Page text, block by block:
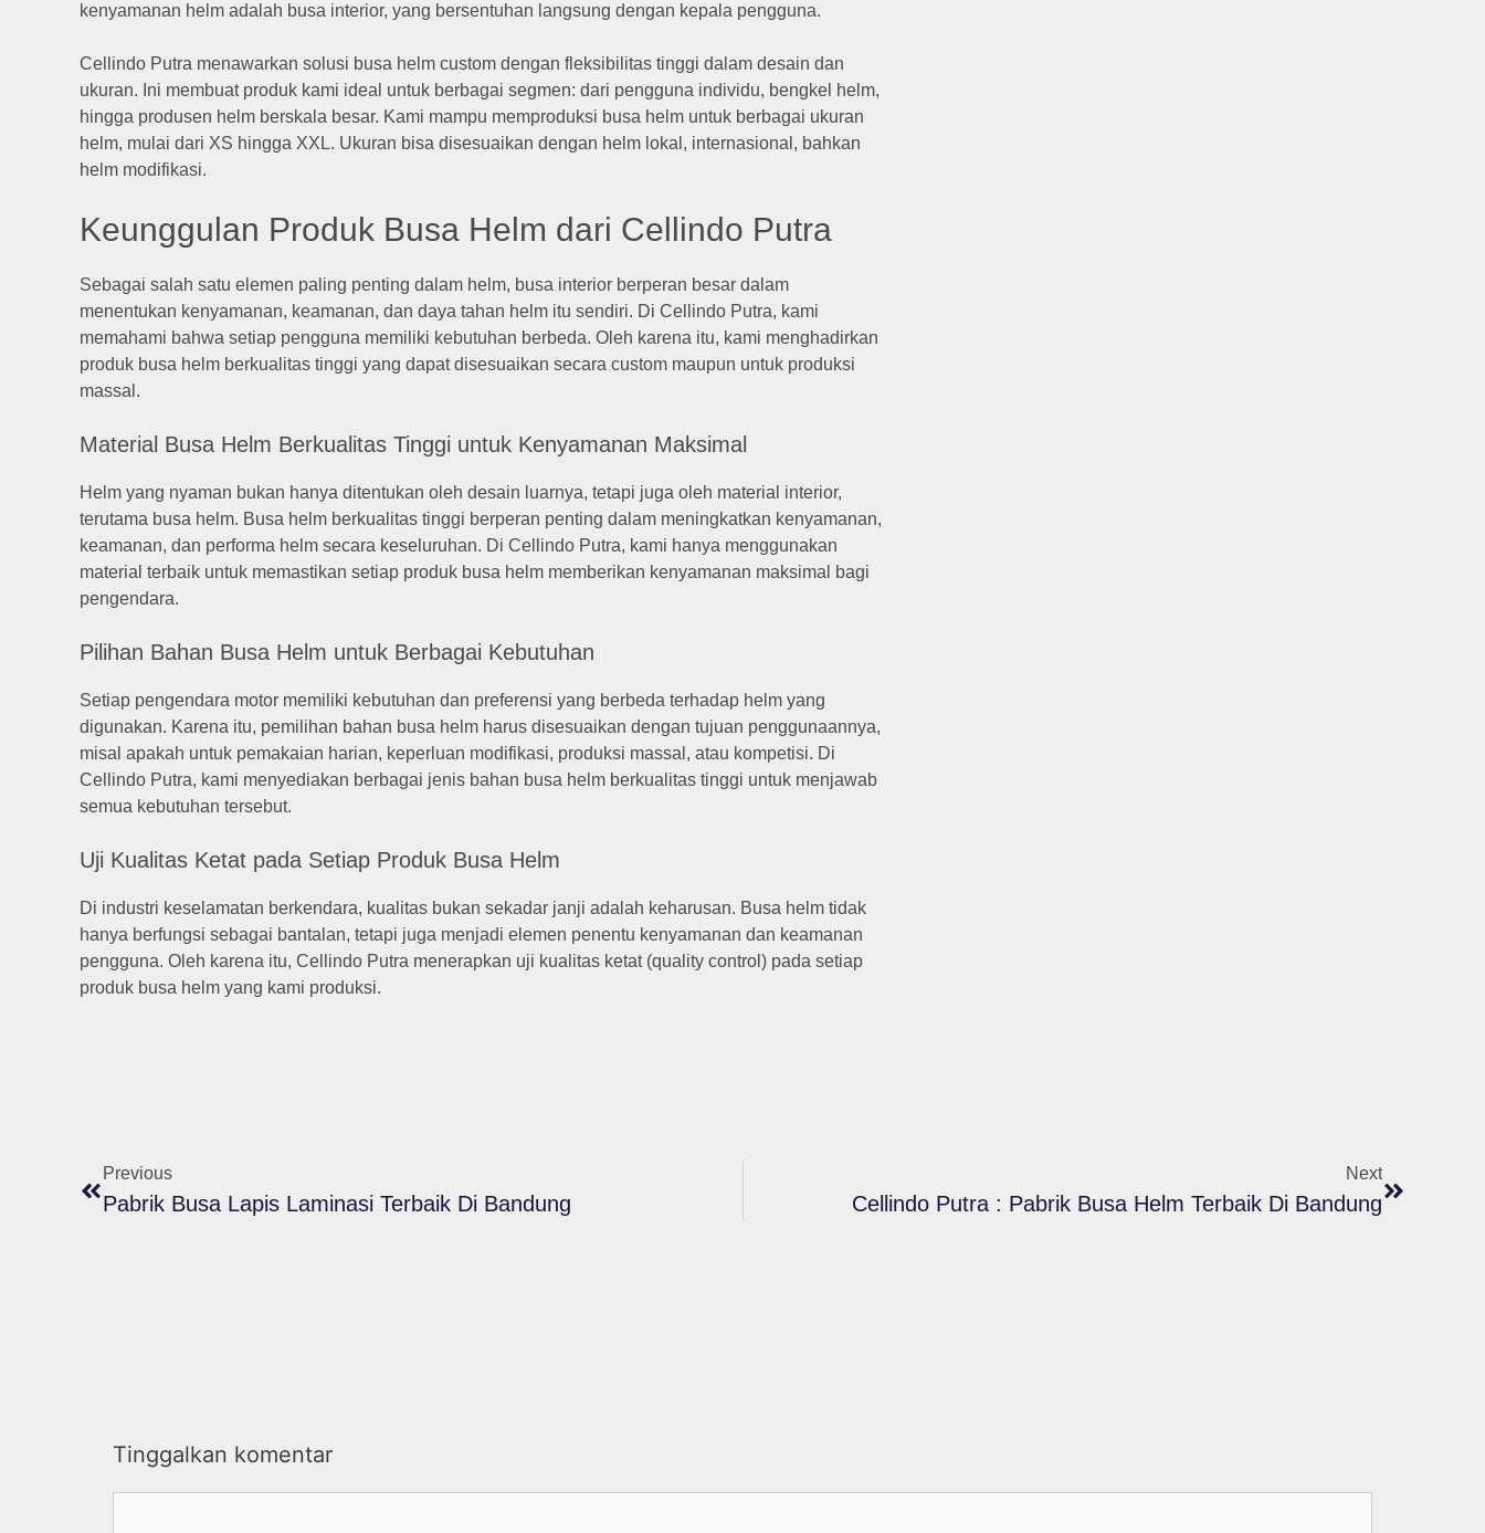
kenyamanan helm adalah busa interior, yang bersentuhan langsung dengan kepala pengguna.
Cellindo Putra menawarkan solusi busa helm custom dengan fleksibilitas tinggi dalam desain dan
ukuran. Ini membuat produk kami ideal untuk berbagai segmen: dari pengguna individu, bengkel helm,
hingga produsen helm berskala besar. Kami mampu memproduksi busa helm untuk berbagai ukuran
helm, mulai dari XS hingga XXL. Ukuran bisa disesuaikan dengan helm lokal, internasional, bahkan
helm modifikasi.
Keunggulan Produk Busa Helm dari Cellindo Putra
Sebagai salah satu elemen paling penting dalam helm, busa interior berperan besar dalam
menentukan kenyamanan, keamanan, dan daya tahan helm itu sendiri. Di Cellindo Putra, kami
memahami bahwa setiap pengguna memiliki kebutuhan berbeda. Oleh karena itu, kami menghadirkan
produk busa helm berkualitas tinggi yang dapat disesuaikan secara custom maupun untuk produksi
massal.
Material Busa Helm Berkualitas Tinggi untuk Kenyamanan Maksimal
Helm yang nyaman bukan hanya ditentukan oleh desain luarnya, tetapi juga oleh material interior,
terutama busa helm. Busa helm berkualitas tinggi berperan penting dalam meningkatkan kenyamanan,
keamanan, dan performa helm secara keseluruhan. Di Cellindo Putra, kami hanya menggunakan
material terbaik untuk memastikan setiap produk busa helm memberikan kenyamanan maksimal bagi
pengendara.
Pilihan Bahan Busa Helm untuk Berbagai Kebutuhan
Setiap pengendara motor memiliki kebutuhan dan preferensi yang berbeda terhadap helm yang
digunakan. Karena itu, pemilihan bahan busa helm harus disesuaikan dengan tujuan penggunaannya,
misal apakah untuk pemakaian harian, keperluan modifikasi, produksi massal, atau kompetisi. Di
Cellindo Putra, kami menyediakan berbagai jenis bahan busa helm berkualitas tinggi untuk menjawab
semua kebutuhan tersebut.
Uji Kualitas Ketat pada Setiap Produk Busa Helm
Di industri keselamatan berkendara, kualitas bukan sekadar janji adalah keharusan. Busa helm tidak
hanya berfungsi sebagai bantalan, tetapi juga menjadi elemen penentu kenyamanan dan keamanan
pengguna. Oleh karena itu, Cellindo Putra menerapkan uji kualitas ketat (quality control) pada setiap
produk busa helm yang kami produksi.
Previous
Pabrik Busa Lapis Laminasi Terbaik Di Bandung
Next
Cellindo Putra : Pabrik Busa Helm Terbaik Di Bandung
Tinggalkan komentar